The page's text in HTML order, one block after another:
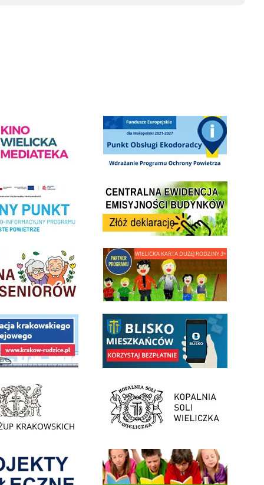
w Wieliczce
Punkt Obsługi Ekodoradcy Wieliczka
Czyste Powietrze w Gminie WieliczkaCentrala Ewidencja Emisyjności Budynków - złóż
Rady Seniorow - Wieliczka link do strony - Wielicka Karta Dużej Rodziny
Społecznego
budowy linii kolejowej Krakow Rudzicelink do opisu aplikacji - BLISKO, Gmina Wieliczka w
Żup Krakowskich Wieliczka link do strony Kopalni Soli Wieliczka
Informacja o terminach rekrutacji na rok szkolny 2026/